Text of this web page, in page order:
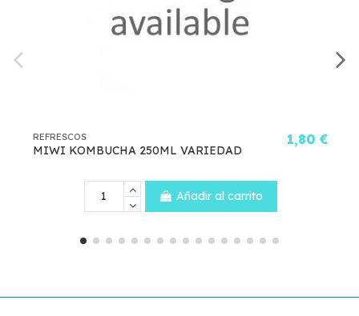
KOMBUCHA 250ML VARIEDAD
Añadir al carrito